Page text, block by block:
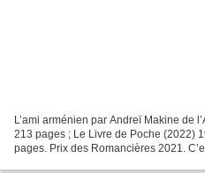
L’ami arménien par Andreï Makine de
213 pages ; Le Livre de Poche (2022)
pages. Prix des Romancières 2021.